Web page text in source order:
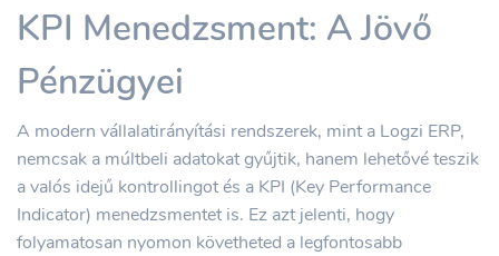
KPI Menedzsment: A Jövő
Pénzügyei
A modern vállalatirányítási rendszerek, mint a Logzi ERP,
nemcsak a múltbeli adatokat gyűjtik, hanem lehetővé teszik
a valós idejű kontrollingot és a KPI (Key Performance
Indicator) menedzsmentet is. Ez azt jelenti, hogy
folyamatosan nyomon követheted a legfontosabb